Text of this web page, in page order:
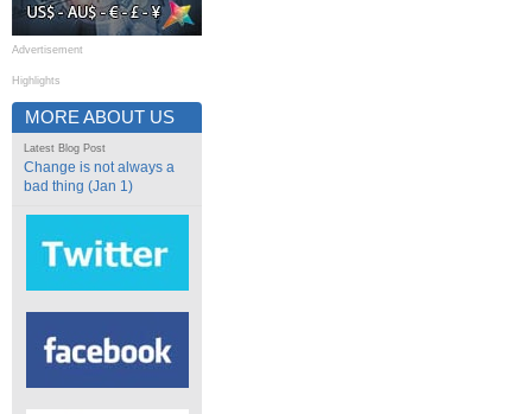
Advertisement
Highlights
MORE ABOUT US
Latest Blog Post
Change is not always a
bad thing (Jan 1)